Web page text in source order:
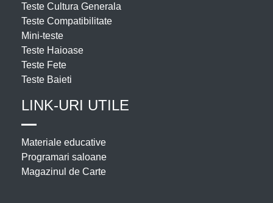
Teste Cultura Generala
Teste Compatibilitate
Mini-teste
Teste Haioase
Teste Fete
Teste Baieti
LINK-URI UTILE
Materiale educative
Programari saloane
Magazinul de Carte